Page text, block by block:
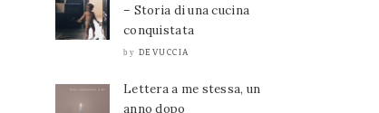
– Storia di una cucina
conquistata
by DEVUCCIA
Lettera a me stessa, un
anno dopo